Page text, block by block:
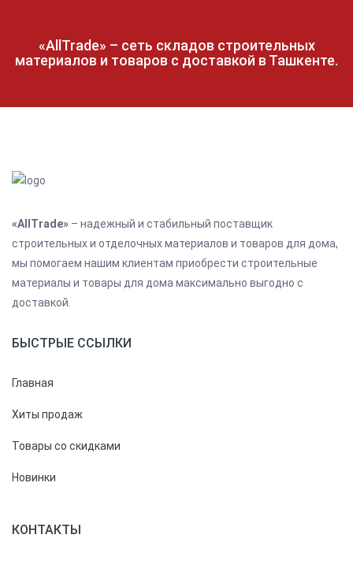
«AllTrade» – сеть складов строительных
материалов и товаров с доставкой в Ташкенте.
«AllTrade» – надежный и стабильный поставщик
строительных и отделочных материалов и товаров для дома,
мы помогаем нашим клиентам приобрести строительные
материалы и товары для дома максимально выгодно с
доставкой.
БЫСТРЫЕ ССЫЛКИ
Главная
Хиты продаж
Товары со скидками
Новинки
КОНТАКТЫ